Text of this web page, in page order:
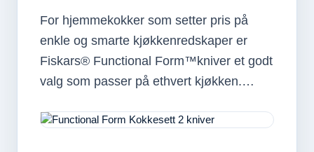
For hjemmekokker som setter pris på
enkle og smarte kjøkkenredskaper er
Fiskars® Functional Form™kniver et godt
valg som passer på ethvert kjøkken.…